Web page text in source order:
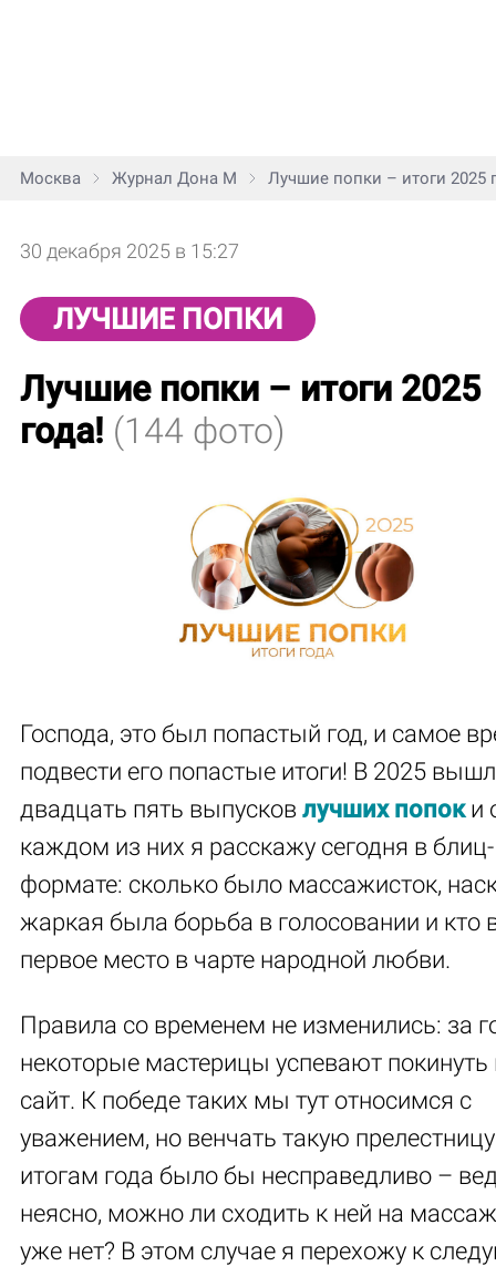
Москва Журнал Дона М Лучшие попки – итоги 2025
30 декабря 2025 в 15:27
ЛУЧШИЕ ПОПКИ
Лучшие попки – итоги 2025
года! (144 фото)
Господа, это был попастый год, и самое
подвести его попастые итоги! В 2025
двадцать пять выпусков лучших попоки
каждом из них я расскажу сегодня в блиц-
формате: сколько было массажисток,
жаркая была борьба в голосовании и кто
первое место в чарте народной любви.
Правила со временем не изменились: за
некоторые мастерицы успевают
сайт. К победе таких мы тут относимся с
уважением, но венчать такую
итогам года было бы несправедливо –
неясно, можно ли сходить к ней на
уже нет? В этом случае я перехожу к